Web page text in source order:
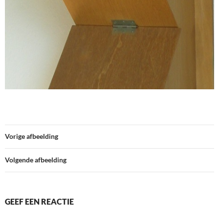
Vorige afbeelding
Volgende afbeelding
GEEF EEN REACTIE